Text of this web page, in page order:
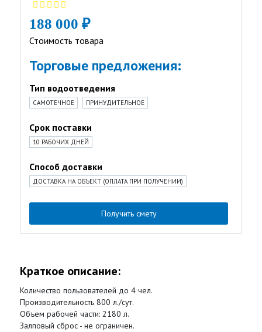
188 000 ₽
Стоимость товара
Торговые предложения:
Тип водоотведения
САМОТЕЧНОЕ ПРИНУДИТЕЛЬНОЕ
Срок поставки
10 РАБОЧИХ ДНЕЙ
Способ доставки
ДОСТАВКА НА ОБЪЕКТ (ОПЛАТА ПРИ ПОЛУЧЕНИИ)
Получить смету
Краткое описание:
Количество пользователей до 4 чел.
Производительность 800 л./сут.
Объем рабочей части: 2180 л.
Залповый сброс - не ограничен.